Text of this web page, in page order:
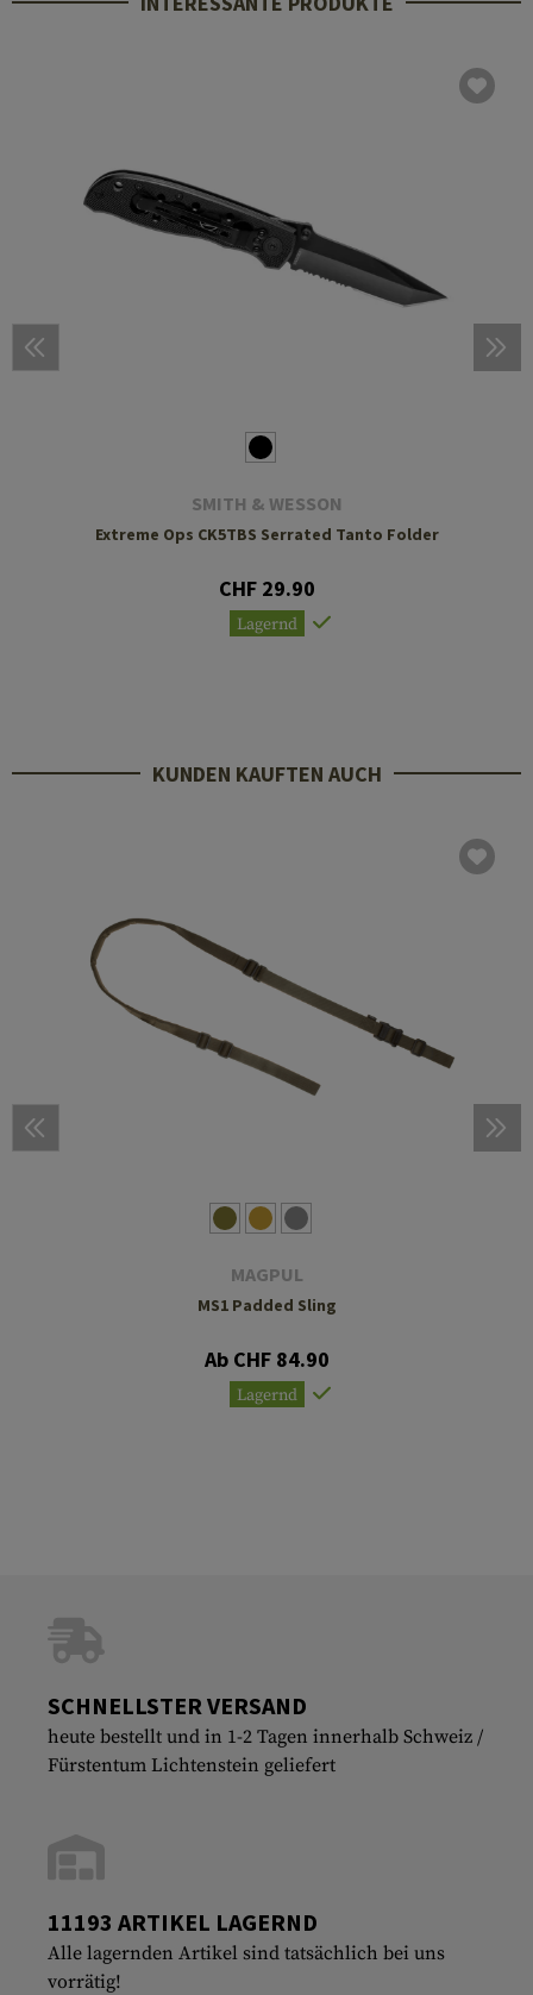
SMITH & WESSON
Extreme Ops CK5TBS Serrated Tanto Folder
CHF 29.90
Lagernd
KUNDEN KAUFTEN AUCH
MAGPUL
MS1 Padded Sling
Ab CHF 84.90
Lagernd
SCHNELLSTER VERSAND
heute bestellt und in 1-2 Tagen innerhalb Schweiz /
Fürstentum Lichtenstein geliefert
11193 ARTIKEL LAGERND
Alle lagernden Artikel sind tatsächlich bei uns
vorrätig!